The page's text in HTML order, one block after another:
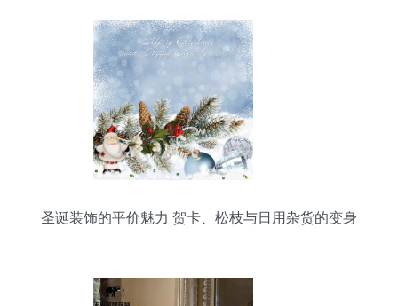
圣诞装饰的平价魅力 贺卡、松枝与日用杂货的变身